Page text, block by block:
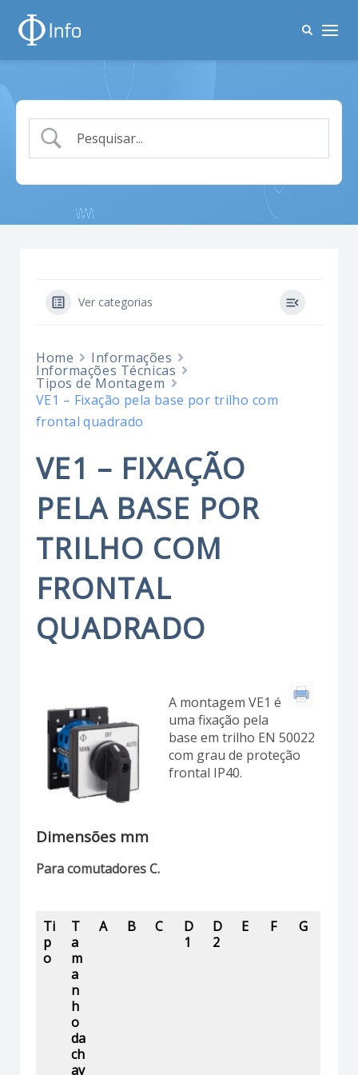
Ver categorias
Home Informações
Informações Técnicas
Tipos de Montagem
VE1 – Fixação pela base por trilho com
frontal quadrado
VE1 – FIXAÇÃO
PELA BASE POR
TRILHO COM
FRONTAL
QUADRADO
A montagem VE1 é
uma fixação pela
base em trilho EN 50022
com grau de proteção
frontal IP40.
Dimensões mm
Para comutadores C.
Ti
p
o
T
a
m
a
n
h
o
da
ch
av
A B C
D
1
D
2
E F G